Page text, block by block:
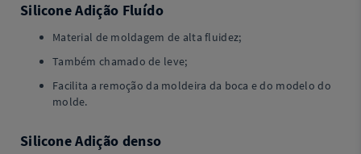
Silicone Adição Fluído
Material de moldagem de alta fluidez;
Também chamado de leve;
Facilita a remoção da moldeira da boca e do modelo do
molde.
Silicone Adição denso